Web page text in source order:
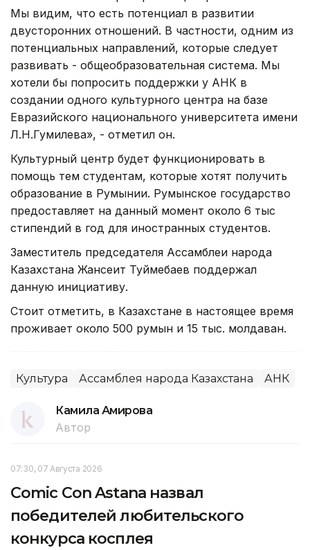
Мы видим, что есть потенциал в развитии
двусторонних отношений. В частности, одним из
потенциальных направлений, которые следует
развивать - общеобразовательная система. Мы
хотели бы попросить поддержки у АНК в
создании одного культурного центра на базе
Евразийского национального университета имени
Л.Н.Гумилева», - отметил он.
Культурный центр будет функционировать в
помощь тем студентам, которые хотят получить
образование в Румынии. Румынское государство
предоставляет на данный момент около 6 тыс
стипендий в год для иностранных студентов.
Заместитель председателя Ассамблеи народа
Казахстана Жансеит Туймебаев поддержал
данную инициативу.
Стоит отметить, в Казахстане в настоящее время
проживает около 500 румын и 15 тыс. молдаван.
Культура Ассамблея народа Казахстана АНК
Камила Амирова
Автор
07:30, 07 Августа 2026
Comic Con Astana назвал
победителей любительского
конкурса косплея